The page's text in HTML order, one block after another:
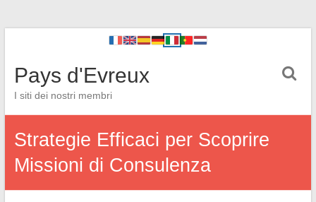
Pays d'Evreux
I siti dei nostri membri
Strategie Efficaci per Scoprire
Missioni di Consulenza